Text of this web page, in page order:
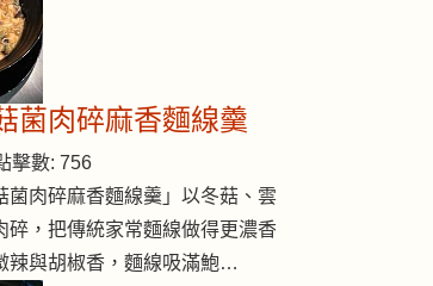
菌肉碎麻香麵線羹
擊數: 756
菌肉碎麻香麵線羹」以冬菇、雲
碎，把傳統家常麵線做得更濃香
辣與胡椒香，麵線吸滿鮑…